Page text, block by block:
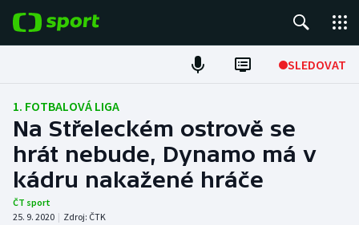
SLEDOVAT
Fotbal
Hokej
Tenis
Atletika
1. FOTBALOVÁ LIGA
Na Střeleckém ostrově se
hrát nebude, Dynamo má v
kádru nakažené hráče
ČT sport
25. 9. 2020 | Zdroj: ČTK